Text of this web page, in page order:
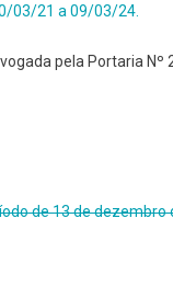
03/21 a 09/03/24.
pela Portaria Nº
de 13 de